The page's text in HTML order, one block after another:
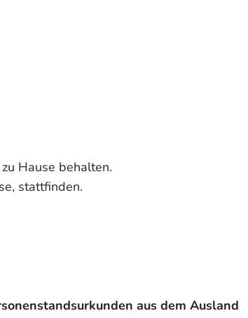
Hause behalten.
stattfinden.
aus dem Ausland